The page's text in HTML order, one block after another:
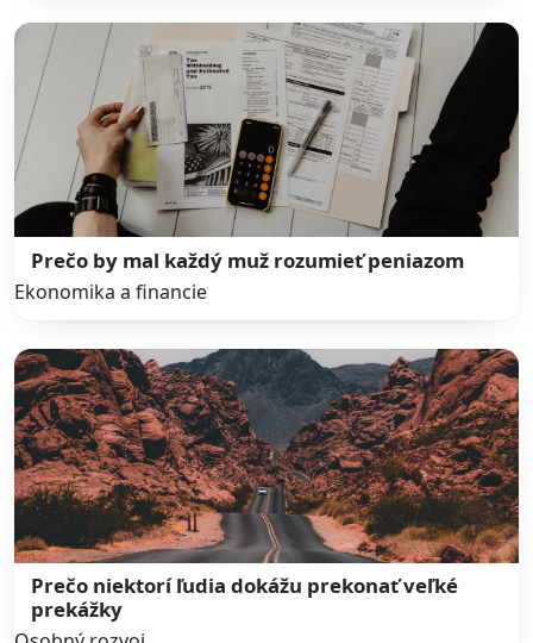
Prečo by mal každý muž rozumieť peniazom
Ekonomika a financie
Prečo niektorí ľudia dokážu prekonať veľké
prekážky